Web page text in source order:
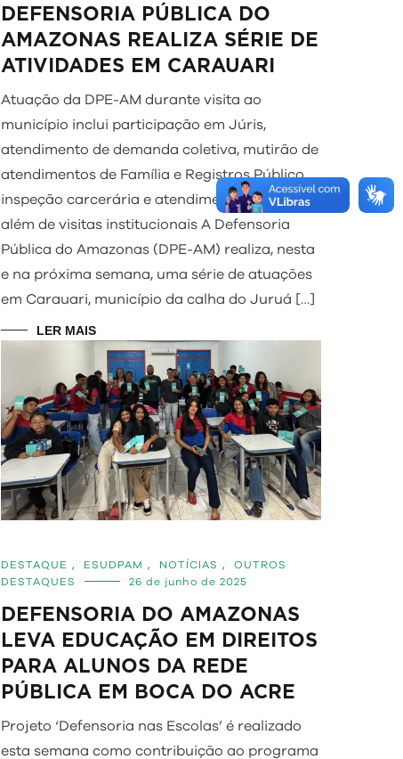
DEFENSORIA PÚBLICA DO
AMAZONAS REALIZA SÉRIE DE
ATIVIDADES EM CARAUARI
Atuação da DPE-AM durante visita ao
município inclui participação em Júris,
atendimento de demanda coletiva, mutirão de
atendimentos de Família e Registros Público,
inspeção carcerária e atendimento prisional,
além de visitas institucionais A Defensoria
Pública do Amazonas (DPE-AM) realiza, nesta
e na próxima semana, uma série de atuações
em Carauari, município da calha do Juruá […]
LER MAIS
DESTAQUE , ESUDPAM , NOTÍCIAS ,
OUTROS
DESTAQUES
26 de junho de 2025
DEFENSORIA DO AMAZONAS
LEVA EDUCAÇÃO EM DIREITOS
PARA ALUNOS DA REDE
PÚBLICA EM BOCA DO ACRE
Projeto ‘Defensoria nas Escolas’ é realizado
esta semana como contribuição ao programa